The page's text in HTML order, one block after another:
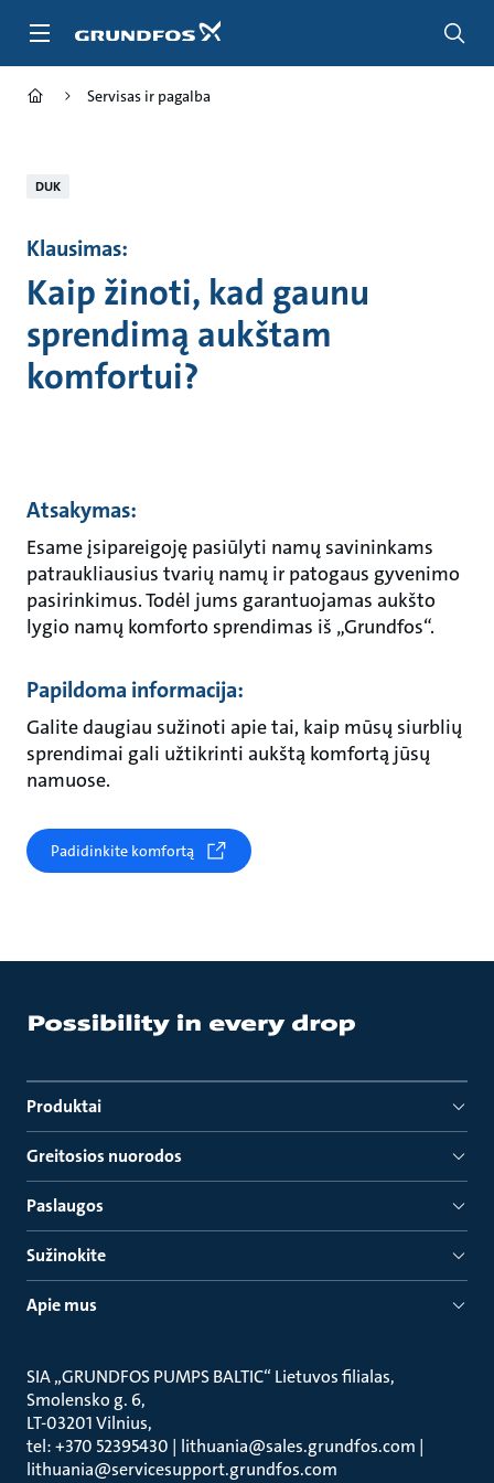
Servisas ir pagalba
DUK
Klausimas:
Kaip žinoti, kad gaunu
sprendimą aukštam
komfortui?
Atsakymas:
Esame įsipareigoję pasiūlyti namų savininkams
patraukliausius tvarių namų ir patogaus gyvenimo
pasirinkimus. Todėl jums garantuojamas aukšto
lygio namų komforto sprendimas iš „Grundfos“.
Papildoma informacija:
Galite daugiau sužinoti apie tai, kaip mūsų siurblių
sprendimai gali užtikrinti aukštą komfortą jūsų
namuose.
Padidinkite komfortą
Produktai
Greitosios nuorodos
Paslaugos
Sužinokite
Apie mus
SIA „GRUNDFOS PUMPS BALTIC“ Lietuvos filialas
Smolensko g. 6
LT-03201 Vilnius
tel: +370 52395430 | lithuania@sales.grundfos.com |
lithuania@servicesupport.grundfos.com